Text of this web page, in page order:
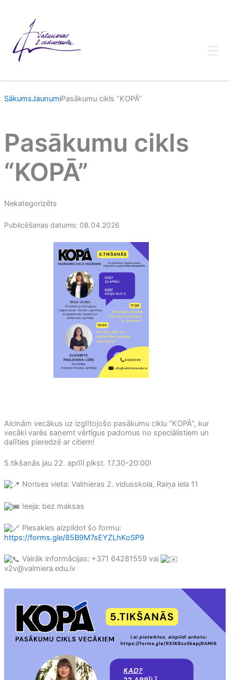
SākumsJaunumiPasākumu cikls “KOPĀ”
Pasākumu cikls
“KOPĀ”
Nekategorizēts
Publicēšanas datums: 08.04.2026
Aicinām vecākus uz izglītojošo pasākumu ciklu “KOPĀ”, kur
vecāki varēs saņemt vērtīgus padomus no speciālistiem un
dalīties pieredzē ar citiem!
5.tikšanās jau 22. aprīlī plkst. 17.30-20:00!
Norises vieta: Valmieras 2. vidusskola, Raiņa iela 11
Ieeja: bez maksas
Piesakies aizpildot šo formu:
https://forms.gle/85B9M7sEYZLhKoSP9
Vairāk informācijas: +371 64281559 vai
v2v@valmiera.edu.lv